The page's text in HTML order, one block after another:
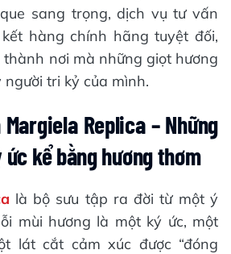
sang trọng, dịch vụ tư vấn
hàng chính hãng tuyệt đối,
thành nơi mà những giọt hương
tri kỷ của mình.
Replica – Những
kể bằng hương thơm
là bộ sưu tập ra đời từ một ý
mùi hương là một ký ức, một
lát cắt cảm xúc được “đóng